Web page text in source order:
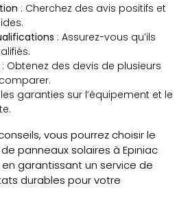
: Cherchez des avis positifs et
: Assurez-vous qu’ils
: Obtenez des devis de plusieurs
les garanties sur l’équipement et le
vous pourrez choisir le
panneaux solaires à Epiniac
garantissant un service de
durables pour votre